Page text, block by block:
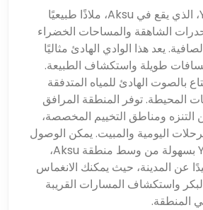
يعد Yaka Canyon، الذي يقع في Aksu، ملاذًا طبيعيًا
الشاهقة والمساحات الخضراء
يعد هذا الوادي الهادئ مثاليًا
طويلة واستكشاف الطبيعة.
بالصوت الهادئ للمياه المتدفقة
المحيطة. توفر المنطقة المرافق
التنزه ومناطق التخييم المخصصة،
اليومية والمبيت. يمكن الوصول
إلى Yaka Canyon بسهولة من وسط منطقة Aksu،
عن المدينة، حيث يمكنك الانغماس
واستكشاف المسارات القريبة
المنطقة.